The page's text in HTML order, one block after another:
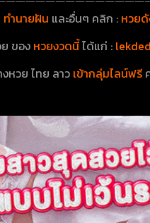
ทำนายฝัน และอื่นๆ คลิก : หวย
ของ หวยงวดนี้ได้แก่ :
หวย ไทย ลาว เข้ากลุ่มไลน์ฟรี